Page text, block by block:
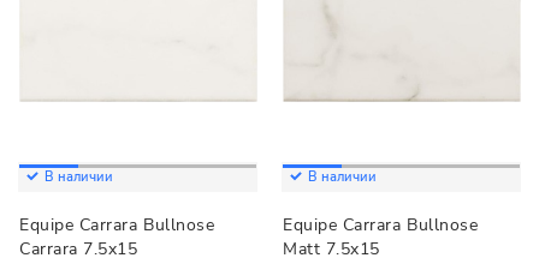
В наличии
Equipe Carrara Bullnose
Carrara 7.5x15
В наличии
Equipe Carrara Bullnose
Matt 7.5x15